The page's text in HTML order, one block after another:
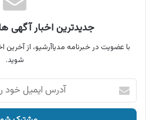
جدیدترین اخبار آگهی
با عضویت در خبرنامه مدیاآرشیو، از آخرین
شوید.
آدرس
ایمیل
خود